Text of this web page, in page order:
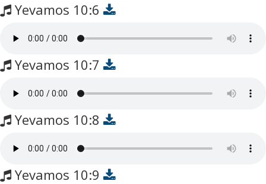
Yevamos 10:6
Yevamos 10:7
Yevamos 10:8
Yevamos 10:9